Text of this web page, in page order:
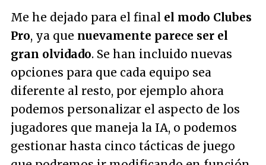
Me he dejado para el final el modo Clubes
Pro, ya que nuevamente parece ser el
gran olvidado. Se han incluido nuevas
opciones para que cada equipo sea
diferente al resto, por ejemplo ahora
podemos personalizar el aspecto de los
jugadores que maneja la IA, o podemos
gestionar hasta cinco tácticas de juego